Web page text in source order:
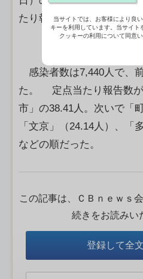
たり報告数は前週比29.3％
感染者数は7,440人で、
た。 定点当たり報告数
市」の38.41人。次いで「
「文京」（24.14人）、「
などの順だった。
この記事は、ＣＢｎｅｗｓ
続きをお読みい
登録して全
当サイトでは、お客様により良
キーを利用しています。当サイ
クッキーの利用について同意